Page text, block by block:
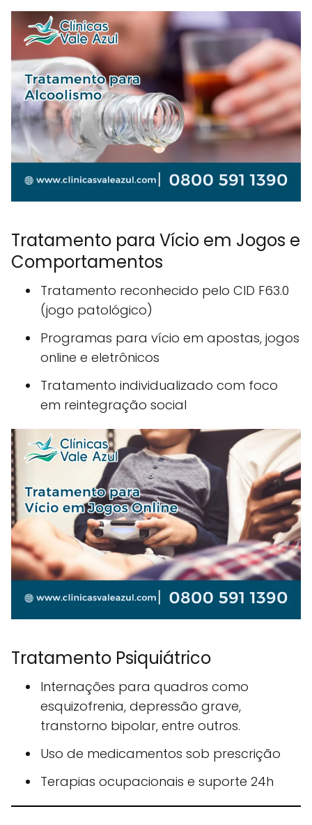
Tratamento para Vício em Jogos e
Comportamentos
Tratamento reconhecido pelo CID F63.0
(jogo patológico)
Programas para vício em apostas, jogos
online e eletrônicos
Tratamento individualizado com foco
em reintegração social
Tratamento Psiquiátrico
Internações para quadros como
esquizofrenia, depressão grave,
transtorno bipolar, entre outros.
Uso de medicamentos sob prescrição
Terapias ocupacionais e suporte 24h